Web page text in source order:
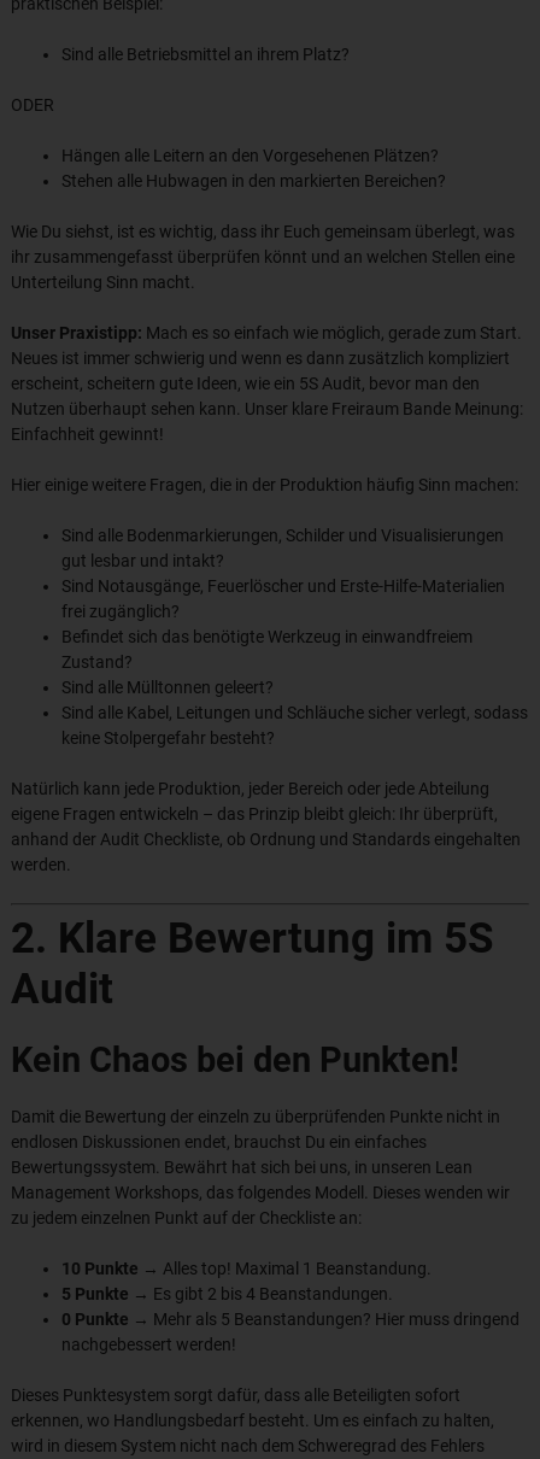
Sind alle Betriebsmittel an ihrem Platz?
ODER
Hängen alle Leitern an den Vorgesehenen Plätzen?
Stehen alle Hubwagen in den markierten Bereichen?
Wie Du siehst, ist es wichtig, dass ihr Euch gemeinsam überlegt, was
ihr zusammengefasst überprüfen könnt und an welchen Stellen eine
Unterteilung Sinn macht.
Unser Praxistipp: Mach es so einfach wie möglich, gerade zum Start.
Neues ist immer schwierig und wenn es dann zusätzlich kompliziert
erscheint, scheitern gute Ideen, wie ein 5S Audit, bevor man den
Nutzen überhaupt sehen kann. Unser klare Freiraum Bande Meinung:
Einfachheit gewinnt!
Hier einige weitere Fragen, die in der Produktion häufig Sinn machen:
Sind alle Bodenmarkierungen, Schilder und Visualisierungen
gut lesbar und intakt?
Sind Notausgänge, Feuerlöscher und Erste-Hilfe-Materialien
frei zugänglich?
Befindet sich das benötigte Werkzeug in einwandfreiem
Zustand?
Sind alle Mülltonnen geleert?
Sind alle Kabel, Leitungen und Schläuche sicher verlegt, sodass
keine Stolpergefahr besteht?
Natürlich kann jede Produktion, jeder Bereich oder jede Abteilung
eigene Fragen entwickeln – das Prinzip bleibt gleich: Ihr überprüft,
anhand der Audit Checkliste, ob Ordnung und Standards eingehalten
werden.
2. Klare Bewertung im 5S
Audit
Kein Chaos bei den Punkten!
Damit die Bewertung der einzeln zu überprüfenden Punkte nicht in
endlosen Diskussionen endet, brauchst Du ein einfaches
Bewertungssystem. Bewährt hat sich bei uns, in unseren Lean
Management Workshops, das folgendes Modell. Dieses wenden wir
zu jedem einzelnen Punkt auf der Checkliste an:
10 Punkte → Alles top! Maximal 1 Beanstandung.
5 Punkte → Es gibt 2 bis 4 Beanstandungen.
0 Punkte → Mehr als 5 Beanstandungen? Hier muss dringend
nachgebessert werden!
Dieses Punktesystem sorgt dafür, dass alle Beteiligten sofort
erkennen, wo Handlungsbedarf besteht. Um es einfach zu halten,
wird in diesem System nicht nach dem Schweregrad des Fehlers